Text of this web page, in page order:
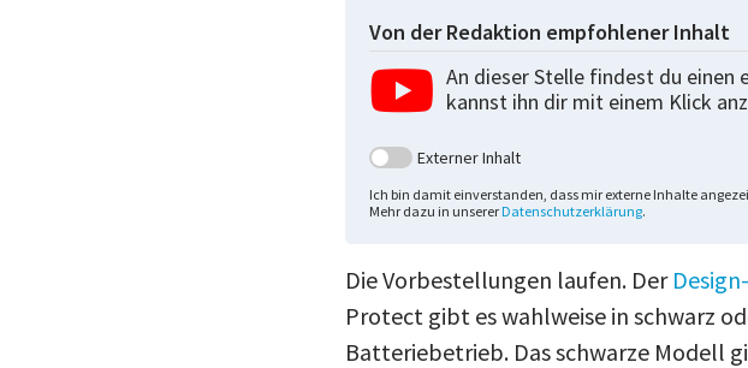
Von der Redaktion empfohlener Inhalt
An dieser Stelle findest du einen
kannst ihn dir mit einem Klick
Externer Inhalt
Ich bin damit einverstanden, dass mir externe Inhalte
Mehr dazu in unserer Datenschutzerklärung.
Die Vorbestellungen laufen. Der
Protect gibt es wahlweise in schwarz
Batteriebetrieb. Das schwarze Modell